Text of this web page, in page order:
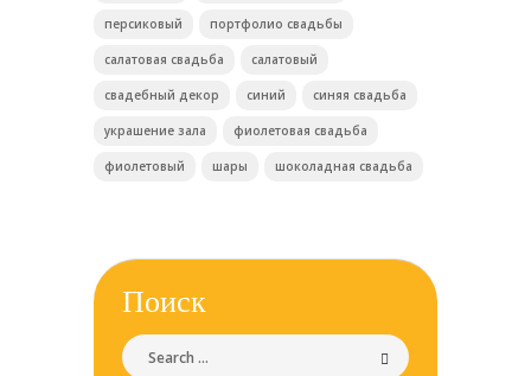
персиковый портфолио свадьбы
салатовая свадьба салатовый
свадебный декор синий синяя свадьба
украшение зала фиолетовая свадьба
фиолетовый шары шоколадная свадьба
Поиск